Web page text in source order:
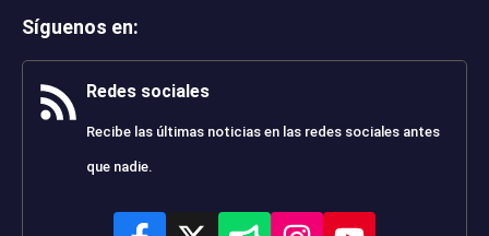
Síguenos en:
Redes sociales
Recibe las últimas noticias en las redes sociales antes
que nadie.